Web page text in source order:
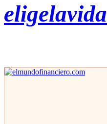
eligelavida